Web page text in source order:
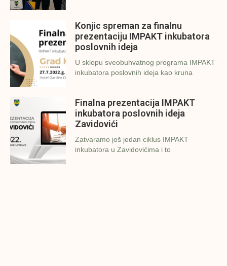
Konjic spreman za finalnu
prezentaciju IMPAKT inkubatora
poslovnih ideja
U sklopu sveobuhvatnog programa IMPAKT
inkubatora poslovnih ideja kao kruna
Finalna prezentacija IMPAKT
inkubatora poslovnih ideja
Zavidovići
Zatvaramo još jedan ciklus IMPAKT
inkubatora u Zavidovićima i to